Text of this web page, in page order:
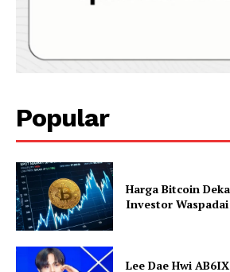
Popular
Harga Bitcoin
Investor
Lee Dae Hwi